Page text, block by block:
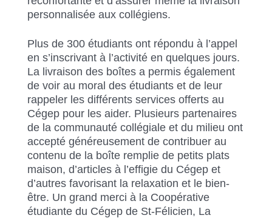
personnalisée aux collégiens.
Plus de 300 étudiants ont répondu à l’appel
en s’inscrivant à l’activité en quelques jours.
La livraison des boîtes a permis également
de voir au moral des étudiants et de leur
rappeler les différents services offerts au
Cégep pour les aider. Plusieurs partenaires
de la communauté collégiale et du milieu ont
accepté généreusement de contribuer au
contenu de la boîte remplie de petits plats
maison, d’articles à l’effigie du Cégep et
d’autres favorisant la relaxation et le bien-
être. Un grand merci à la Coopérative
étudiante du Cégep de St-Félicien, La